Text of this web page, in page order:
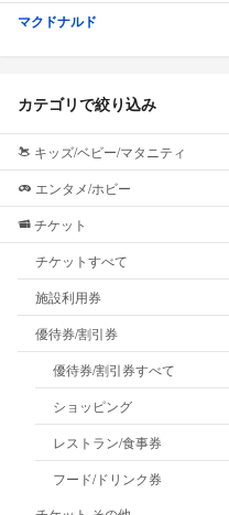
マクドナルド
カテゴリで絞り込み
キッズ/ベビー/マタニティ
エンタメ/ホビー
チケット
チケットすべて
施設利用券
優待券/割引券
優待券/割引券すべて
ショッピング
レストラン/食事券
フード/ドリンク券